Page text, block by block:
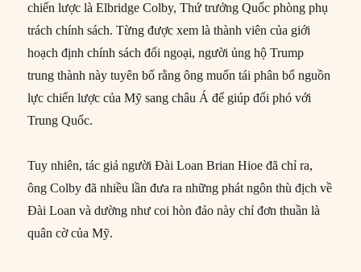
chiến lược là Elbridge Colby, Thứ trưởng Quốc phòng phụ
trách chính sách. Từng được xem là thành viên của giới
hoạch định chính sách đối ngoại, người ủng hộ Trump
trung thành này tuyên bố rằng ông muốn tái phân bổ nguồn
lực chiến lược của Mỹ sang châu Á để giúp đối phó với
Trung Quốc.
Tuy nhiên, tác giả người Đài Loan Brian Hioe đã chỉ ra,
ông Colby đã nhiều lần đưa ra những phát ngôn thù địch về
Đài Loan và dường như coi hòn đảo này chỉ đơn thuần là
quân cờ của Mỹ.